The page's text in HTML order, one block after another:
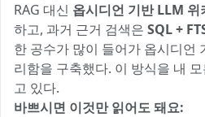
RAG 대신 옵시디언 기반 LLM 위
하고, 과거 근거 검색은 SQL +
한 공수가 많이 들어가 옵시디언
리함을 구축했다. 이 방식을 내
고 있다.
바쁘시면 이것만 읽어도 돼요: